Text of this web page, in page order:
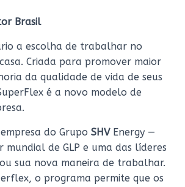
Brasil
a escolha de trabalhar no
Criada para promover maior
da qualidade de vida de seus
é a novo modelo de
do Grupo SHVEnergy —
mundial de GLP e uma das líderes
sua nova maneira de trabalhar.
o programa permite que os